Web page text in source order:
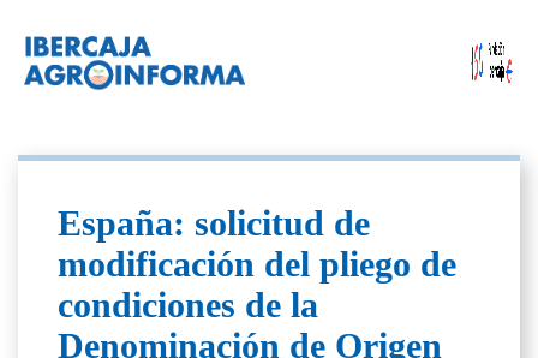
España: solicitud de
modificación del pliego de
condiciones de la
Denominación de Origen